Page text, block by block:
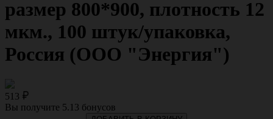
размер 800*900, плотность 12
мкм., 100 штук/упаковка,
Россия (ООО "Энергия")
513
Вы получите 5.13 бонусов